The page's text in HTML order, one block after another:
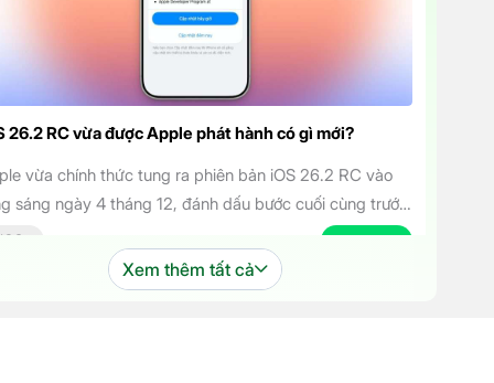
26.2 RC vừa được Apple phát hành có gì mới?
vừa chính thức tung ra phiên bản iOS 26.2 RC vào
sáng ngày 4 tháng 12, đánh dấu bước cuối cùng trước
bản cập nhật chính thức đến tay người dùng. Phiên bản
mang đến một số cải tiến thú vị, tập trung vào việc
cao trải nghiệm người dùng […]
IOS 04.12.2025
Xem thêm tất cả